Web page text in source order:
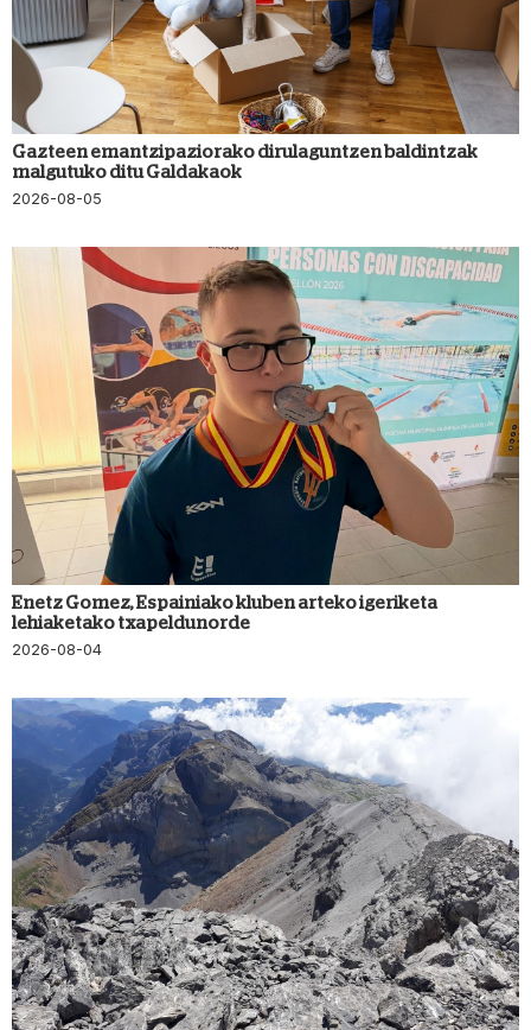
Gazteen emantzipaziorako dirulaguntzen baldintzak
malgutuko ditu Galdakaok
2026-08-05
Enetz Gomez, Espainiako kluben arteko igeriketa
lehiaketako txapeldunorde
2026-08-04